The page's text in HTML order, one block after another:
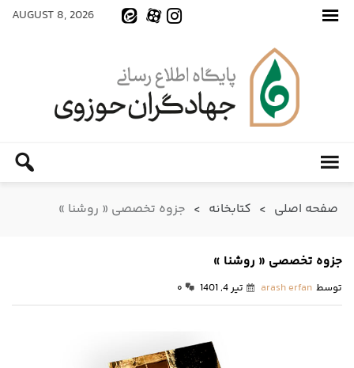
AUGUST 8, 2026
صفحه اصلی > کتابخانه > جزوه تخصصی « روشنا »
جزوه تخصصی « روشنا »
توسط arash erfan تیر 4, 1401 ۰